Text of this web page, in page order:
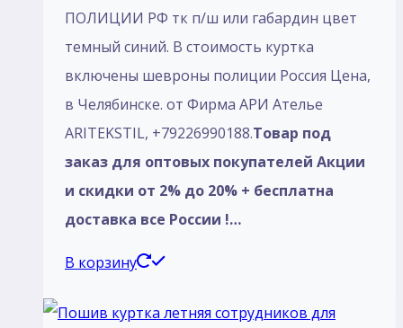
ПОЛИЦИИ РФ тк п/ш или габардин цвет
темный синий. В стоимость куртка
включены шевроны полиции Россия Цена,
в Челябинске. от Фирма АРИ Ателье
ARITEKSTIL, +79226990188.Товар под
заказ для оптовых покупателей Акции
и скидки от 2% до 20% + бесплатна
доставка все России !…
В корзину